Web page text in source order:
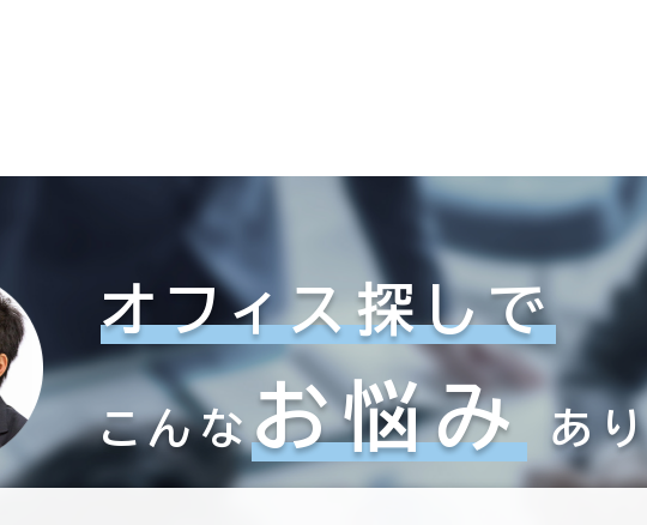
オフィス探しで
こんな お悩み あ